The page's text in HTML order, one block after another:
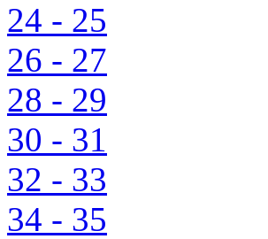
24 - 25
26 - 27
28 - 29
30 - 31
32 - 33
34 - 35